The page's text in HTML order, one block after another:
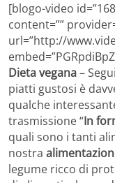
[blogo-video
content=””
url=”http://
Dieta vegana–
piatti gustosi è
qualche
trasmissione “In
quali sono i tanti
nostra
legume ricco di